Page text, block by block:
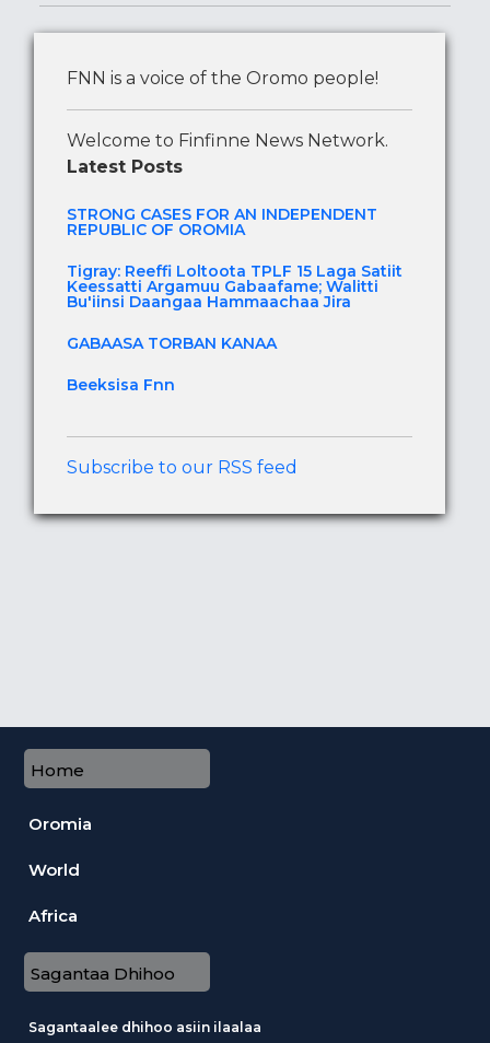
FNN is a voice of the Oromo people!
Welcome to Finfinne News Network.
Latest Posts
STRONG CASES FOR AN INDEPENDENT
REPUBLIC OF OROMIA
Tigray: Reeffi Loltoota TPLF 15 Laga Satiit
Keessatti Argamuu Gabaafame; Walitti
Bu'iinsi Daangaa Hammaachaa Jira
GABAASA TORBAN KANAA
Beeksisa Fnn
Subscribe to our RSS feed
Home
Oromia
World
Africa
Sagantaa Dhihoo
Sagantaalee dhihoo asiin ilaalaa